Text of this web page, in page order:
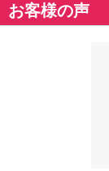
お客様の声